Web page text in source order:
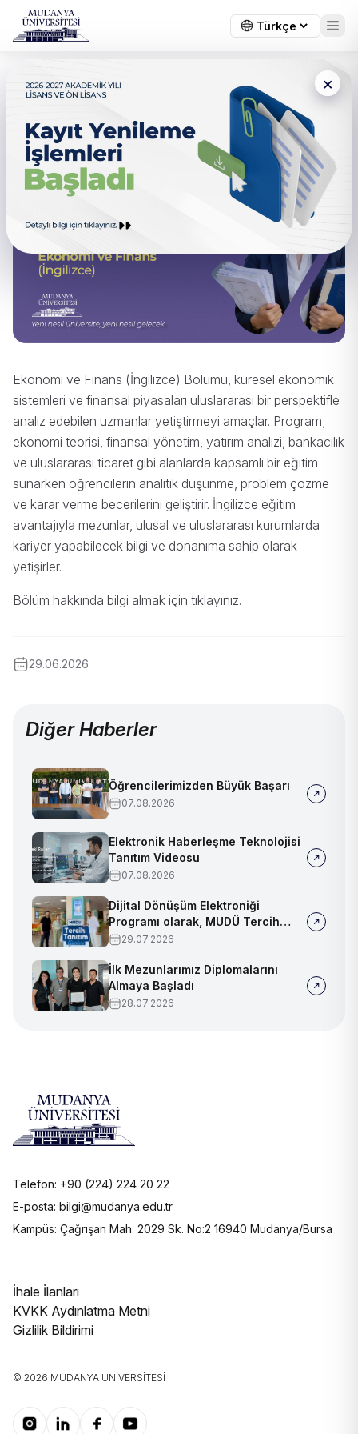
×
Ekonomi ve Finans (İngilizce)
Bölümümüz Açıldı!
Ekonomi ve Finans (İngilizce) Bölümü, küresel ekonomik
sistemleri ve finansal piyasaları uluslararası bir perspektifle
analiz edebilen uzmanlar yetiştirmeyi amaçlar. Program;
ekonomi teorisi, finansal yönetim, yatırım analizi, bankacılık
ve uluslararası ticaret gibi alanlarda kapsamlı bir eğitim
sunarken öğrencilerin analitik düşünme, problem çözme
ve karar verme becerilerini geliştirir. İngilizce eğitim
avantajıyla mezunlar, ulusal ve uluslararası kurumlarda
kariyer yapabilecek bilgi ve donanıma sahip olarak
yetişirler.
Bölüm hakkında bilgi almak için tıklayınız.
29.06.2026
Diğer Haberler
Öğrencilerimizden Büyük Başarı
07.08.2026
Elektronik Haberleşme Teknolojisi
Tanıtım Videosu
07.08.2026
Dijital Dönüşüm Elektroniği
Programı olarak, MUDÜ Tercih
Tanıtım Günleri'nde biz de
29.07.2026
İlk Mezunlarımız Diplomalarını
Almaya Başladı
28.07.2026
Telefon: +90 (224) 224 20 22
E-posta: bilgi@mudanya.edu.tr
Kampüs: Çağrışan Mah. 2029 Sk. No:2 16940 Mudanya/Bursa
İhale İlanları
KVKK Aydınlatma Metni
Gizlilik Bildirimi
© 2026 MUDANYA ÜNIVERSITESI